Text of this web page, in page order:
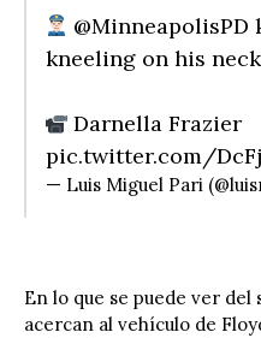
@MinneapolisPD
kneeling on his neck
Darnella Frazier
pic.twitter.com/
— Luis Miguel Pari
En lo que se puede ver del
acercan al vehículo de